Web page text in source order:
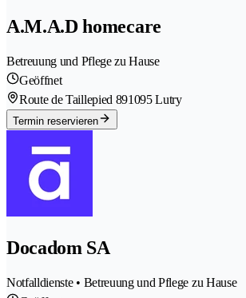
A.M.A.D homecare
Betreuung und Pflege zu Hause
Geöffnet
Route de Taillepied 891095 Lutry
Termin reservieren
Docadom SA
Notfalldienste • Betreuung und Pflege zu Hause